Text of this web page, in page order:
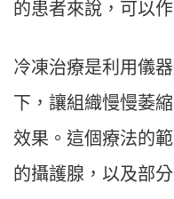
的患者來說，可以
冷凍治療是利用儀
下，讓組織慢慢萎
效果。這個療法的
的攝護腺，以及部